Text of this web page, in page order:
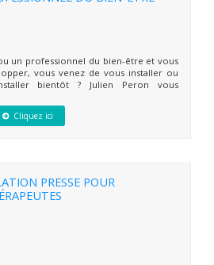
un professionnel du bien-être et vous
vous venez de vous installer ou
bientôt ? Julien Peron vous
Cliquez ici
PRESSE POUR